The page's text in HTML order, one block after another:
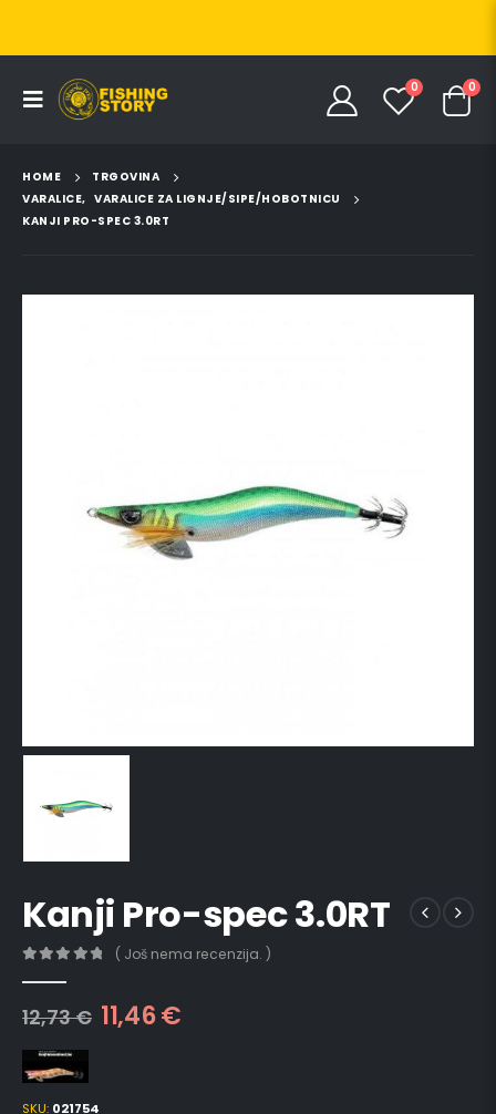
0 0
HOME
TRGOVINA
VARALICE, VARALICE ZA LIGNJE/SIPE/HOBOTNICU
KANJI PRO-SPEC 3.0RT
Kanji Pro-spec 3.0RT
( Još nema recenzija. )
12,73€ 11,46€
SKU: 021754